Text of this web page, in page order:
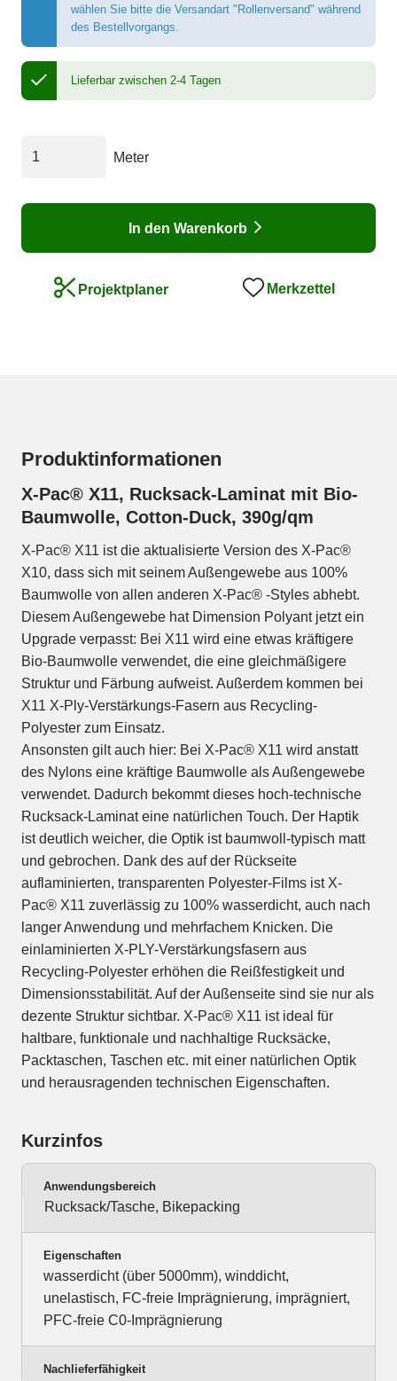
wählen Sie bitte die Versandart "Rollenversand" während
des Bestellvorgangs.
Lieferbar zwischen 2-4 Tagen
Meter
In den Warenkorb
Projektplaner Merkzettel
Produktinformationen
X-Pac® X11, Rucksack-Laminat mit Bio-
Baumwolle, Cotton-Duck, 390g/qm
X-Pac® X11 ist die aktualisierte Version des X-Pac®
X10, dass sich mit seinem Außengewebe aus 100%
Baumwolle von allen anderen X-Pac® -Styles abhebt.
Diesem Außengewebe hat Dimension Polyant jetzt ein
Upgrade verpasst: Bei X11 wird eine etwas kräftigere
Bio-Baumwolle verwendet, die eine gleichmäßigere
Struktur und Färbung aufweist. Außerdem kommen bei
X11 X-Ply-Verstärkungs-Fasern aus Recycling-
Polyester zum Einsatz.
Ansonsten gilt auch hier: Bei X-Pac® X11 wird anstatt
des Nylons eine kräftige Baumwolle als Außengewebe
verwendet. Dadurch bekommt dieses hoch-technische
Rucksack-Laminat eine natürlichen Touch. Der Haptik
ist deutlich weicher, die Optik ist baumwoll-typisch matt
und gebrochen. Dank des auf der Rückseite
auflaminierten, transparenten Polyester-Films ist X-
Pac® X11 zuverlässig zu 100% wasserdicht, auch nach
langer Anwendung und mehrfachem Knicken. Die
einlaminierten X-PLY-Verstärkungsfasern aus
Recycling-Polyester erhöhen die Reißfestigkeit und
Dimensionsstabilität. Auf der Außenseite sind sie nur als
dezente Struktur sichtbar. X-Pac® X11 ist ideal für
haltbare, funktionale und nachhaltige Rucksäcke,
Packtaschen, Taschen etc. mit einer natürlichen Optik
und herausragenden technischen Eigenschaften.
Kurzinfos
Anwendungsbereich
Rucksack/Tasche, Bikepacking
Eigenschaften
wasserdicht (über 5000mm), winddicht,
unelastisch, FC-freie Imprägnierung, imprägniert,
PFC-freie C0-Imprägnierung
Nachlieferfähigkeit